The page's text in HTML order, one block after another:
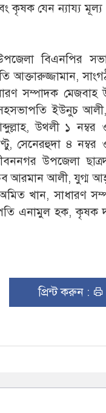
কৃষক যেন ন্যায্য মূল্য
বিএনপির
আক্তারুজ্জামান,
সম্পাদক মেজবাহ
সহসভাপতি ইউনুচ
উথলী ১ নম্বর
সেনেরহুদা ৪ নম্বর
উপজেলা
আরমান আলী, যুগ্ম
খান, সাধারণ
এনামুল হক, কৃষক
প্রিন্ট করুন :